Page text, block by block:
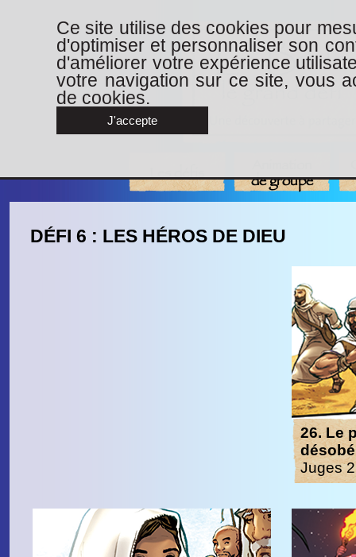
de groupe
DÉFI 6 : LES HÉROS DE DIEU
26. Le
Juges
Ce site utilise des cookies pour
d'optimiser et personnaliser son
d'améliorer votre expérience
votre navigation sur ce site, vous
de cookies.
J'accepte